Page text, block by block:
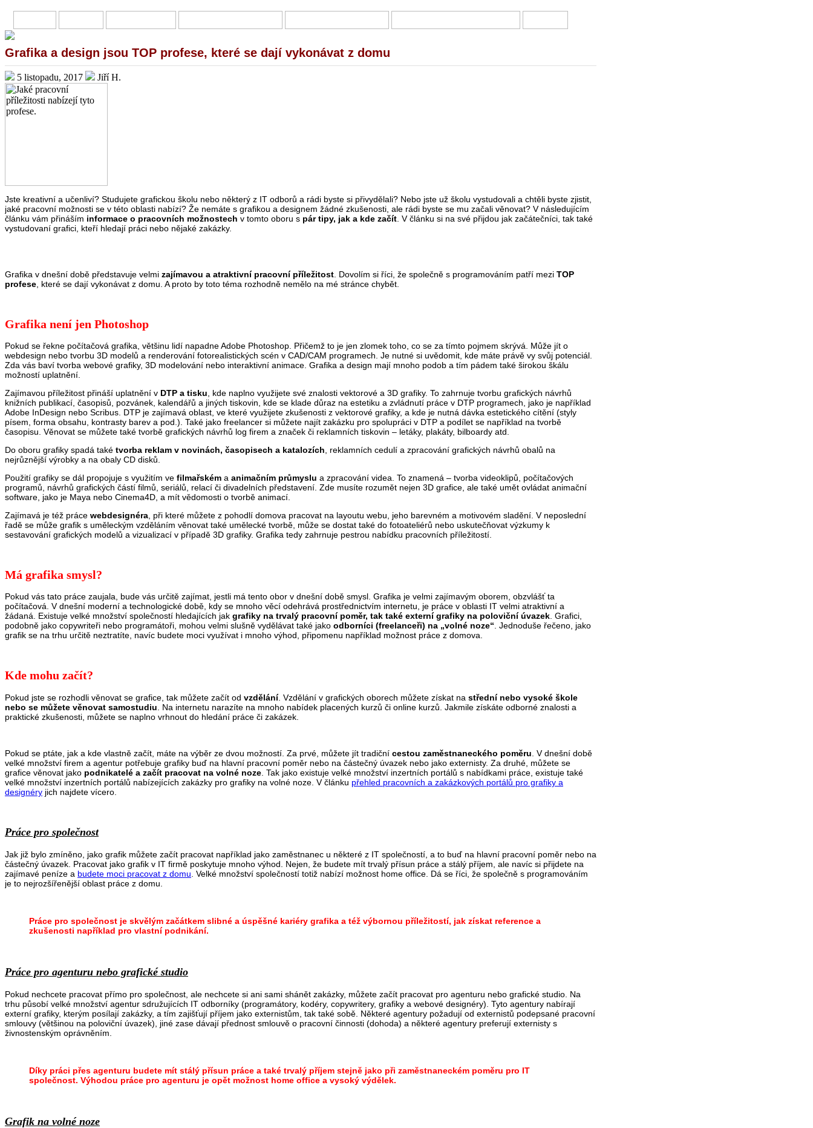
Grafika a design jsou TOP profese, které se dají vykonávat z domu
5 listopadu, 2017 Jiří H.
Jste kreativní a učenliví? Studujete grafickou školu nebo některý z IT odborů a rádi byste si přivydělali? Nebo jste už školu vystudovali a chtěli byste zjistit,
jaké pracovní možnosti se v této oblasti nabízí? Že nemáte s grafikou a designem žádné zkušenosti, ale rádi byste se mu začali věnovat? V následujícím
článku vám přináším informace o pracovních možnostech v tomto oboru s pár tipy, jak a kde začít . V článku si na své přijdou jak začátečníci, tak také
vystudovaní grafici, kteří hledají práci nebo nějaké zakázky.
Grafika v dnešní době představuje velmi zajímavou a atraktivní pracovní příležitost . Dovolím si říci, že společně s programováním patří mezi TOP
profese , které se dají vykonávat z domu. A proto by toto téma rozhodně nemělo na mé stránce chybět.
Grafika není jen Photoshop
Pokud se řekne počítačová grafika, většinu lidí napadne Adobe Photoshop. Přičemž to je jen zlomek toho, co se za tímto pojmem skrývá. Může jít o
webdesign nebo tvorbu 3D modelů a renderování fotorealistických scén v CAD/CAM programech. Je nutné si uvědomit, kde máte právě vy svůj potenciál.
Zda vás baví tvorba webové grafiky, 3D modelování nebo interaktivní animace. Grafika a design mají mnoho podob a tím pádem také širokou škálu
možností uplatnění.
Zajímavou příležitost přináší uplatnění v DTP a tisku , kde naplno využijete své znalosti vektorové a 3D grafiky. To zahrnuje tvorbu grafických návrhů
knižních publikací, časopisů, pozvánek, kalendářů a jiných tiskovin, kde se klade důraz na estetiku a zvládnutí práce v DTP programech, jako je například
Adobe InDesign nebo Scribus. DTP je zajímavá oblast, ve které využijete zkušenosti z vektorové grafiky, a kde je nutná dávka estetického cítění (styly
písem, forma obsahu, kontrasty barev a pod.). Také jako freelancer si můžete najít zakázku pro spolupráci v DTP a podílet se například na tvorbě
časopisu. Věnovat se můžete také tvorbě grafických návrhů log firem a značek či reklamních tiskovin – letáky, plakáty, bilboardy atd.
Do oboru grafiky spadá také tvorba reklam v novinách, časopisech a katalozích , reklamních cedulí a zpracování grafických návrhů obalů na
nejrůznější výrobky a na obaly CD disků.
Použití grafiky se dál propojuje s využitím ve filmařském a animačním průmyslu a zpracování videa. To znamená – tvorba videoklipů, počítačových
programů, návrhů grafických částí filmů, seriálů, relací či divadelních představení. Zde musíte rozumět nejen 3D grafice, ale také umět ovládat animační
software, jako je Maya nebo Cinema4D, a mít vědomosti o tvorbě animací.
Zajímavá je též práce webdesignéra , při které můžete z pohodlí domova pracovat na layoutu webu, jeho barevném a motivovém sladění. V neposlední
řadě se může grafik s uměleckým vzděláním věnovat také umělecké tvorbě, může se dostat také do fotoateliérů nebo uskutečňovat výzkumy k
sestavování grafických modelů a vizualizací v případě 3D grafiky. Grafika tedy zahrnuje pestrou nabídku pracovních příležitostí.
Má grafika smysl?
Pokud vás tato práce zaujala, bude vás určitě zajímat, jestli má tento obor v dnešní době smysl. Grafika je velmi zajímavým oborem, obzvlášť ta
počítačová. V dnešní moderní a technologické době, kdy se mnoho věcí odehrává prostřednictvím internetu, je práce v oblasti IT velmi atraktivní a
žádaná. Existuje velké množství společností hledajících jak grafiky na trvalý pracovní poměr, tak také externí grafiky na poloviční úvazek. Grafici,
podobně jako copywriteři nebo programátoři, mohou velmi slušně vydělávat také jako odborníci (freelanceři) na „volné noze“. Jednoduše řečeno, jako
grafik se na trhu určitě neztratíte, navíc budete moci využívat i mnoho výhod, připomenu například možnost práce z domova.
Kde mohu začít?
Pokud jste se rozhodli věnovat se grafice, tak můžete začít od vzdělání. Vzdělání v grafických oborech můžete získat na střední nebo vysoké škole
nebo se můžete věnovat samostudiu . Na internetu narazíte na mnoho nabídek placených kurzů či online kurzů. Jakmile získáte odborné znalosti a
praktické zkušenosti, můžete se naplno vrhnout do hledání práce či zakázek.
Pokud se ptáte, jak a kde vlastně začít, máte na výběr ze dvou možností. Za prvé, můžete jít tradiční cestou zaměstnaneckého poměru . V dnešní době
velké množství firem a agentur potřebuje grafiky buď na hlavní pracovní poměr nebo na částečný úvazek nebo jako externisty. Za druhé, můžete se
grafice věnovat jako podnikatelé a začít pracovat na volné noze . Tak jako existuje velké množství inzertních portálů s nabídkami práce, existuje také
velké množství inzertních portálů nabízejících zakázky pro grafiky na volné noze. V článku přehled pracovních a zakázkových portálů pro grafiky a
designéry jich najdete vícero.
Práce pro společnost
Jak již bylo zmíněno, jako grafik můžete začít pracovat například jako zaměstnanec u některé z IT společností, a to buď na hlavní pracovní poměr nebo na
částečný úvazek. Pracovat jako grafik v IT firmě poskytuje mnoho výhod. Nejen, že budete mít trvalý přísun práce a stálý příjem, ale navíc si přijdete na
zajímavé peníze a budete moci pracovat z domu . Velké množství společností totiž nabízí možnost home office. Dá se říci, že společně s programováním
je to nejrozšířenější oblast práce z domu.
Práce pro společnost je skvělým začátkem slibné a úspěšné kariéry grafika a též výbornou příležitostí, jak získat reference a
zkušenosti například pro vlastní podnikání.
Práce pro agenturu nebo grafické studio
Pokud nechcete pracovat přímo pro společnost, ale nechcete si ani sami shánět zakázky, můžete začít pracovat pro agenturu nebo grafické studio. Na
trhu působí velké množství agentur sdružujících IT odborníky (programátory, kodéry, copywritery, grafiky a webové designéry). Tyto agentury nabírají
externí grafiky, kterým posílají zakázky, a tím zajišťují příjem jako externistům, tak také sobě. Některé agentury požadují od externistů podepsané pracovní
smlouvy (většinou na poloviční úvazek), jiné zase dávají přednost smlouvě o pracovní činnosti (dohoda) a některé agentury preferují externisty s
živnostenským oprávněním.
Díky práci přes agenturu budete mít stálý přísun práce a také trvalý příjem stejně jako při zaměstnaneckém poměru pro IT
společnost. Výhodou práce pro agenturu je opět možnost home office a vysoký výdělek.
Grafik na volné noze